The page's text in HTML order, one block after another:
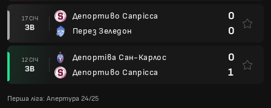
17 СІЧ
ЗВ
Депортиво Сапрісса
Перез Зеледон
0
0
12 СІЧ
ЗВ
Депортіва Сан-Карлос
Депортиво Сапрісса
0
1
Перша ліга: Апертура 24/25